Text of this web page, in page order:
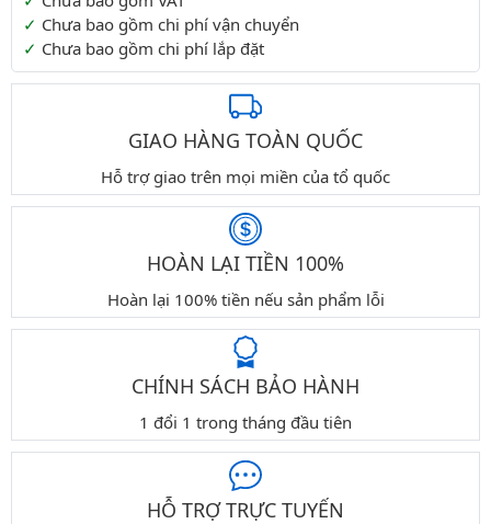
Chưa bao gồm chi phí vận chuyển
Chưa bao gồm chi phí lắp đặt
GIAO HÀNG TOÀN QUỐC
Hỗ trợ giao trên mọi miền của tổ quốc
HOÀN LẠI TIỀN 100%
Hoàn lại 100% tiền nếu sản phẩm lỗi
CHÍNH SÁCH BẢO HÀNH
1 đổi 1 trong tháng đầu tiên
HỖ TRỢ TRỰC TUYẾN